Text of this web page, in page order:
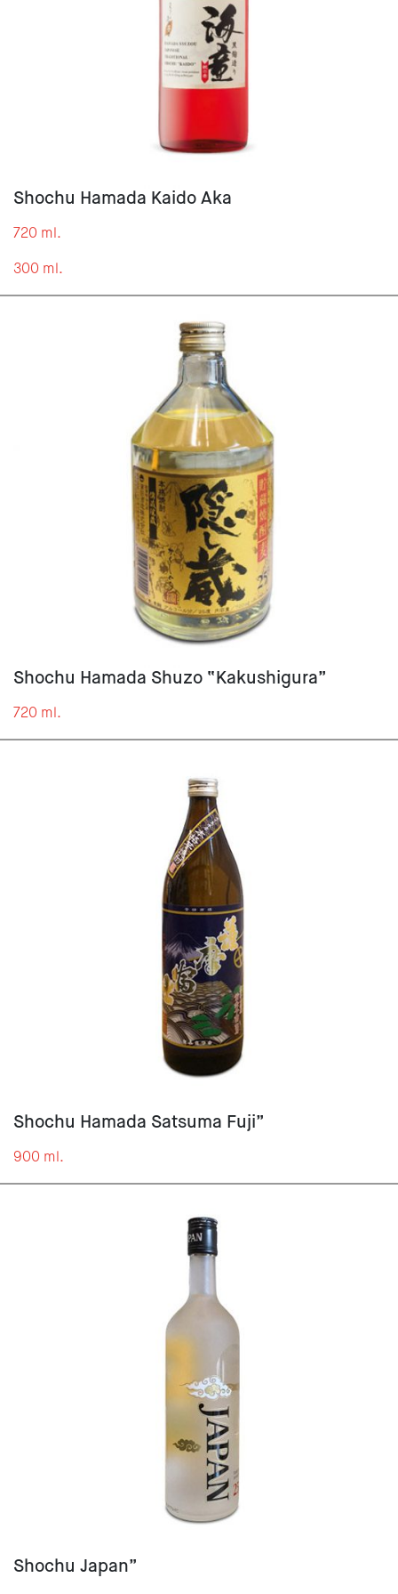
Shochu Hamada Kaido Aka
720 ml.
300 ml.
Shochu Hamada Shuzo “Kakushigura”
720 ml.
Shochu Hamada Satsuma Fuji”
900 ml.
Shochu Japan”